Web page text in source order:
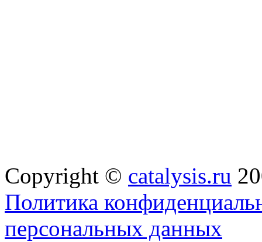
Copyright © catalysis.ru
Политика
персональных данных